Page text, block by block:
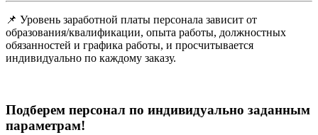
📌 Уровень заработной платы персонала зависит от
образования/квалификации, опыта работы, должностных
обязанностей и графика работы, и просчитывается
индивидуально по каждому заказу.
Подберем персонал по индивидуально заданным
параметрам!